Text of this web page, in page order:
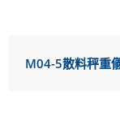
M04-5散料秤重